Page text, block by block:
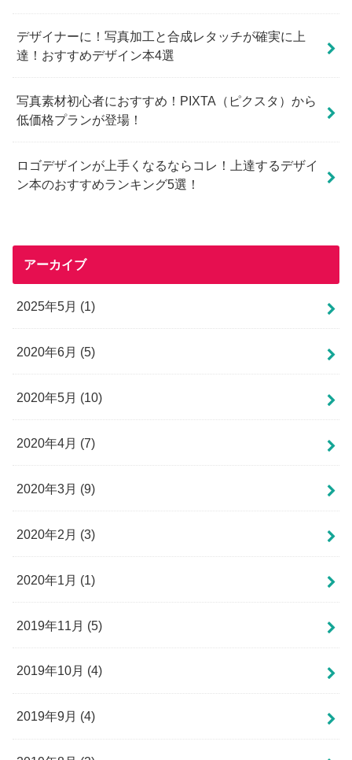
デザイナーに！写真加工と合成レタッチが確実に上
達！おすすめデザイン本4選
写真素材初心者におすすめ！PIXTA（ピクスタ）から
低価格プランが登場！
ロゴデザインが上手くなるならコレ！上達するデザイ
ン本のおすすめランキング5選！
アーカイブ
2025年5月 (1)
2020年6月 (5)
2020年5月 (10)
2020年4月 (7)
2020年3月 (9)
2020年2月 (3)
2020年1月 (1)
2019年11月 (5)
2019年10月 (4)
2019年9月 (4)